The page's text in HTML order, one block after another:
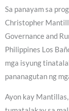
Sa panayam sa
Christopher
Governance and
Philippines Los
mga isyung
pananagutan ng
Ayon kay